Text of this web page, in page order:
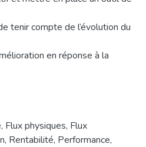
tenir compte de l’évolution du
en réponse à la
, Flux physiques, Flux
, Rentabilité, Performance,